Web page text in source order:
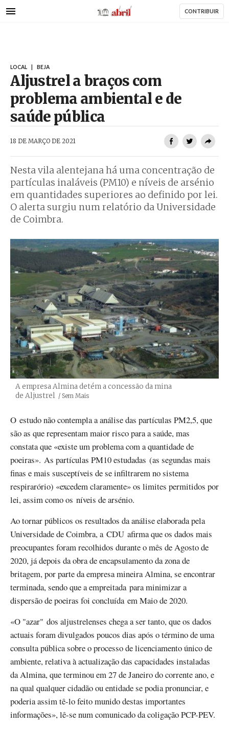
para
AbrilAbril CONTRIBUIR
LOCAL BEJA
Aljustrel a braços com
problema ambiental e de
saúde pública
18 DE MARÇO DE 2021
Nesta vila alentejana há uma concentração de
partículas inaláveis (PM10) e níveis de arsénio
em quantidades superiores ao definido por lei.
O alerta surgiu num relatório da Universidade
de Coimbra.
A empresa Almina detém a concessão da mina
de Aljustrel Créditos
/ Sem Mais
O estudo não contempla a análise das partículas PM2,5, que
são as que representam maior risco para a saúde, mas
constata que «existe um problema com a quantidade de
poeiras». As partículas PM10 estudadas (as segundas mais
finas e mais susceptíveis de se infiltrarem no sistema
respirarório) «excedem claramente» os limites permitidos por
lei, assim como os níveis de arsénio.
Ao tornar públicos os resultados da análise elaborada pela
Universidade de Coimbra, a CDU afirma que os dados mais
preocupantes foram recolhidos durante o mês de Agosto de
2020, já depois da obra de encapsulamento da zona de
britagem, por parte da empresa mineira Almina, se encontrar
terminada, sendo que a empreitada para minimizar a
dispersão de poeiras foi concluída em Maio de 2020.
«O "azar" dos aljustrelenses chega a ser tanto, que os dados
actuais foram divulgados poucos dias após o término de uma
consulta pública sobre o processo de licenciamento único de
ambiente, relativa à actualização das capacidades instaladas
da Almina, que terminou em 27 de Janeiro do corrente ano, e
na qual qualquer cidadão ou entidade se podia pronunciar, e
poderia assim tê-lo feito munido destas importantes
informações», lê-se num comunicado da coligação PCP-PEV.